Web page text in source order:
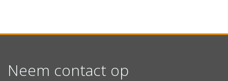
Neem contact op